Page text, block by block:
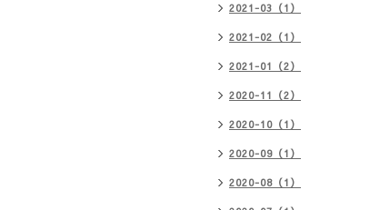
2021-03（1）
2021-02（1）
2021-01（2）
2020-11（2）
2020-10（1）
2020-09（1）
2020-08（1）